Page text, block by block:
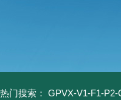
热门搜索： GPVX-V1-F1-P2-